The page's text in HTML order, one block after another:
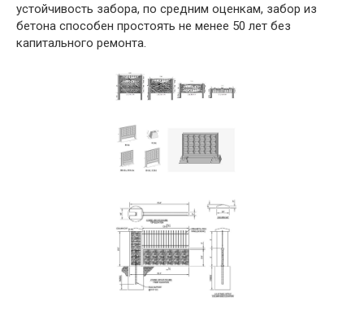
устойчивость забора, по средним оценкам, забор из
бетона способен простоять не менее 50 лет без
капитального ремонта.